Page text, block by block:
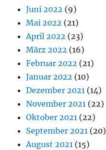
Juni 2022 (9)
Mai 2022 (21)
April 2022 (23)
März 2022 (16)
Februar 2022 (21)
Januar 2022 (10)
Dezember 2021 (14)
November 2021 (22)
Oktober 2021 (22)
September 2021 (20)
August 2021 (15)